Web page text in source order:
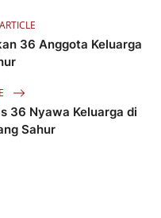
36 Anggota Keluarga
36 Nyawa Keluarga di
Sahur